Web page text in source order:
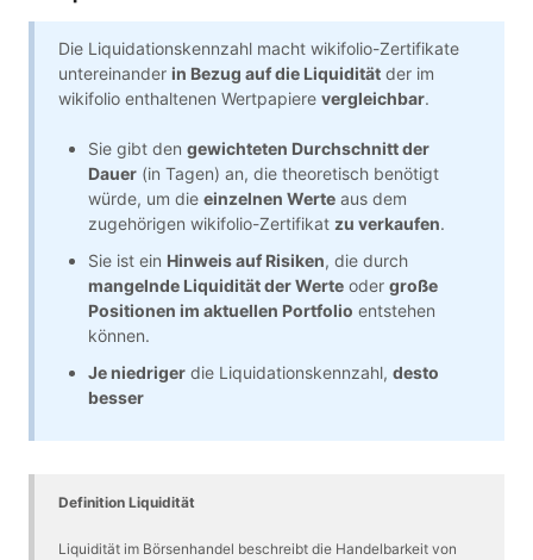
Die Liquidationskennzahl macht wikifolio-Zertifikate
untereinander in Bezug auf die Liquidität der im
wikifolio enthaltenen Wertpapiere vergleichbar.
Sie gibt den gewichteten Durchschnitt der
Dauer (in Tagen) an, die theoretisch benötigt
würde, um die einzelnen Werte aus dem
zugehörigen wikifolio-Zertifikat zu verkaufen.
Sie ist ein Hinweis auf Risiken, die durch
mangelnde Liquidität der Werte oder große
Positionen im aktuellen Portfolio entstehen
können.
Je niedriger die Liquidationskennzahl, desto
besser
Definition Liquidität
Liquidität im Börsenhandel beschreibt die Handelbarkeit von